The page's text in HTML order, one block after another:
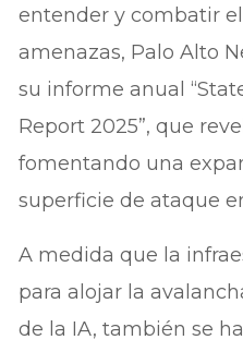
entender y combatir
amenazas, Palo Alto
su informe anual
Report 2025”, que
fomentando una
superficie de ataque
A medida que la
para alojar la
de la IA, también se